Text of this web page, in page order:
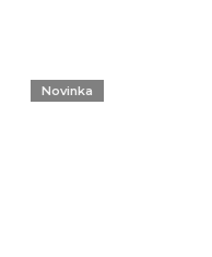
Novinka